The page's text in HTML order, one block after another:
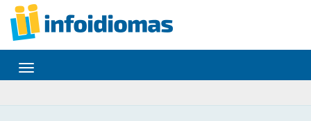
Desplegar
navegación